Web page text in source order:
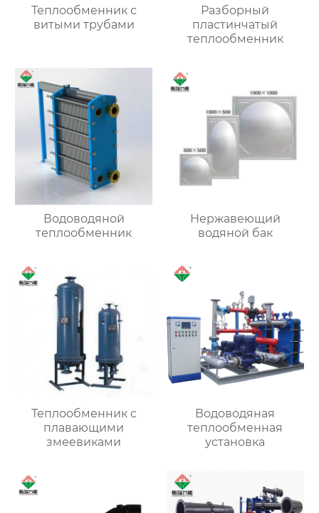
Теплообменник с
витыми трубами
Разборный
пластинчатый
теплообменник
Водоводяной
теплообменник
Нержавеющий
водяной бак
Теплообменник с
плавающими
змеевиками
Водоводяная
теплообменная
установка